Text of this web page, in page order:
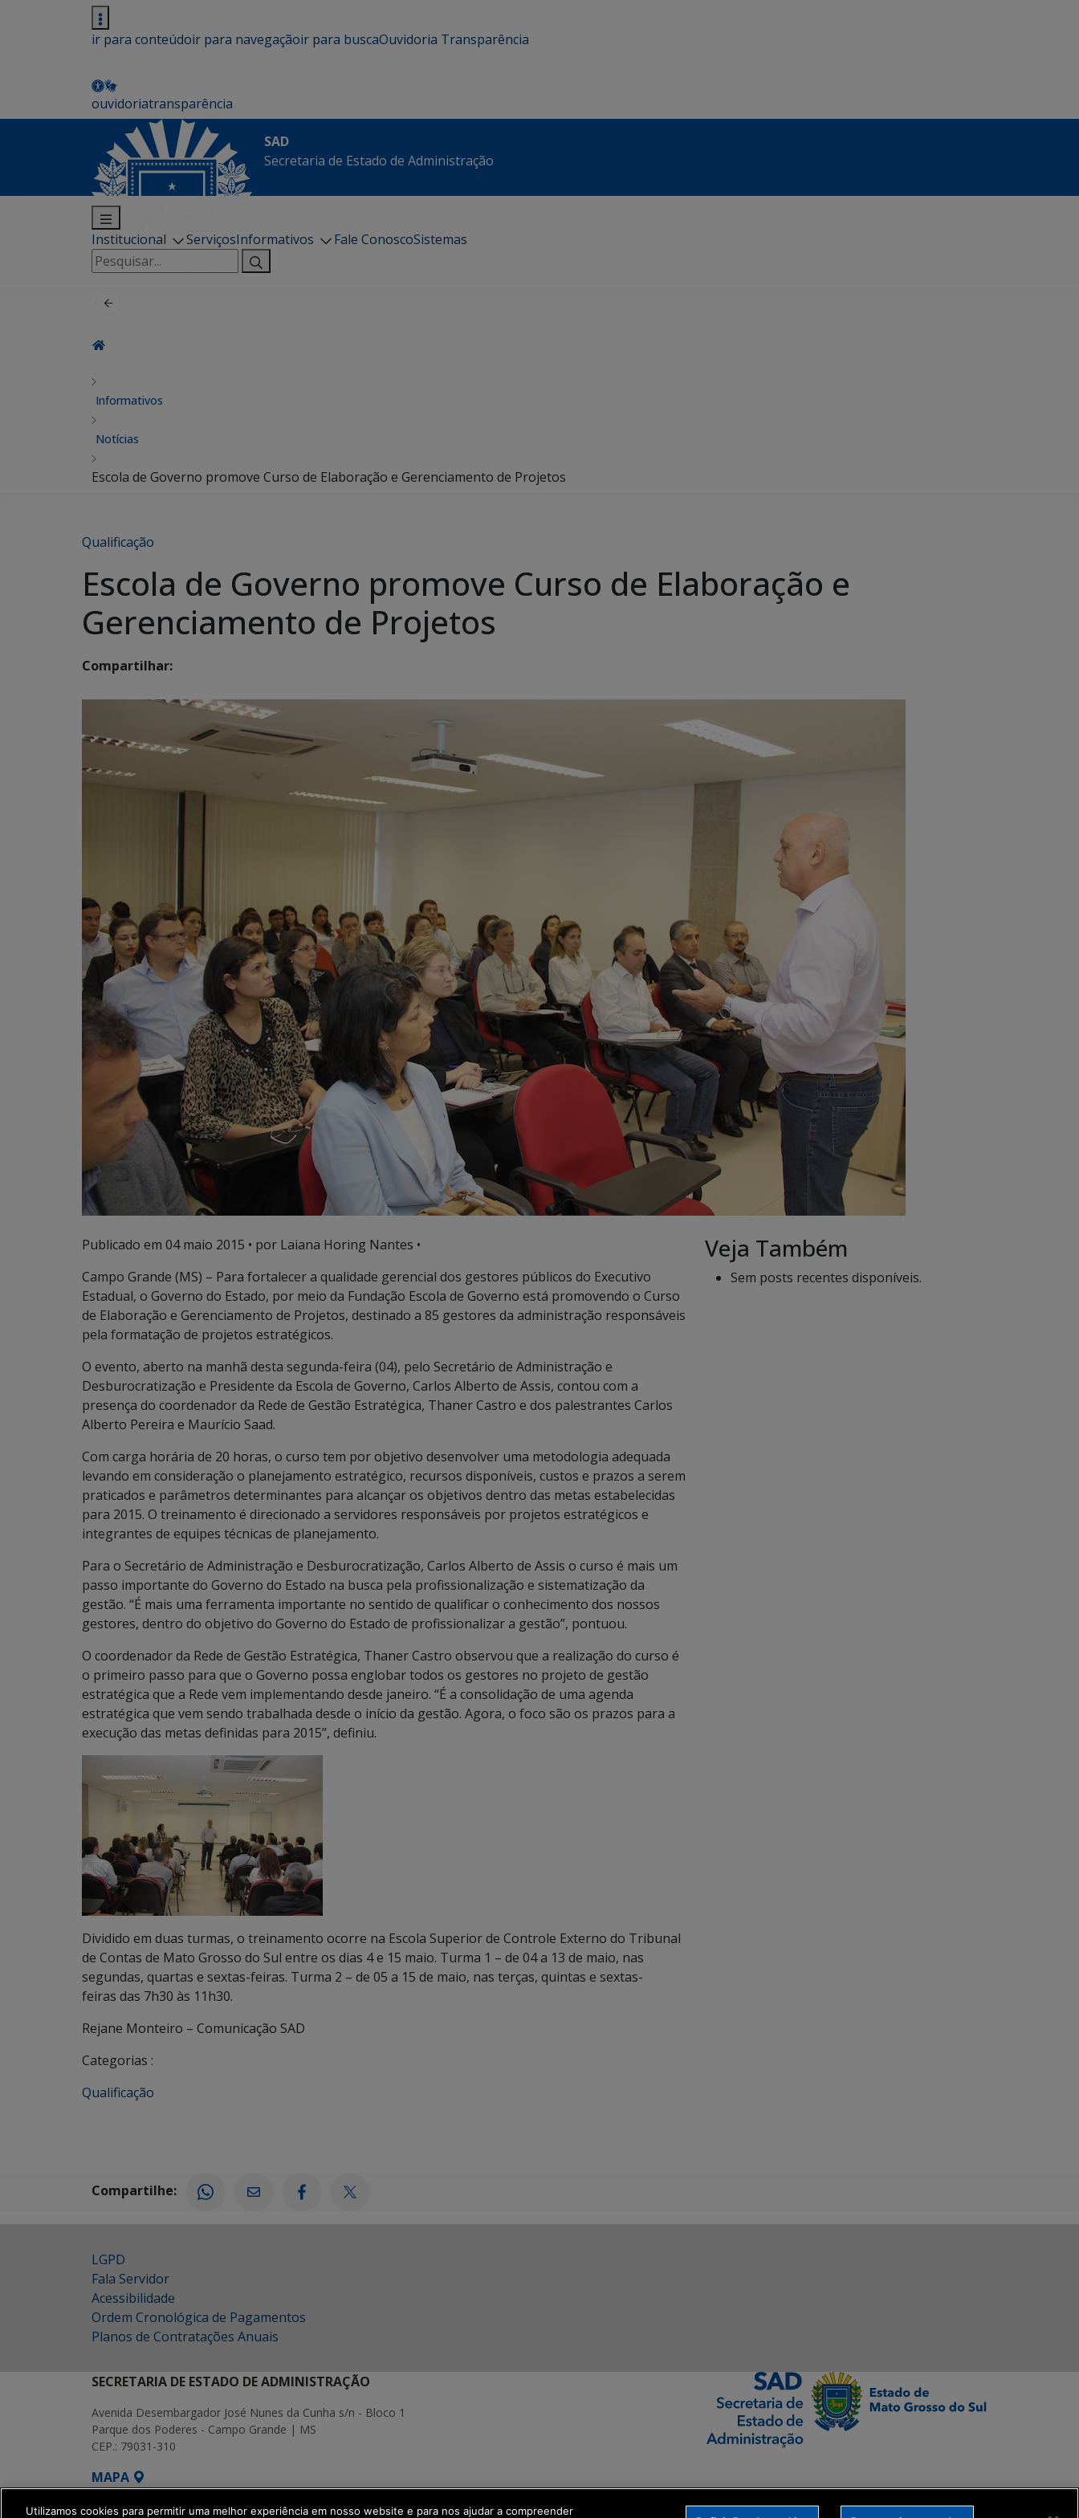
ir para conteúdoir para navegaçãoir para buscaOuvidoria Transparência
ouvidoriatransparência
SAD
Secretaria de Estado de Administração
Institucional ServiçosInformativos Fale ConoscoSistemas
Pesquisar
por:
Informativos
Notícias
Escola de Governo promove Curso de Elaboração e Gerenciamento de Projetos
Qualificação
Escola de Governo promove Curso de Elaboração e
Gerenciamento de Projetos
Compartilhar:
Publicado em 04 maio 2015 • por Laiana Horing Nantes •
Campo Grande (MS) – Para fortalecer a qualidade gerencial dos gestores públicos do Executivo
Estadual, o Governo do Estado, por meio da Fundação Escola de Governo está promovendo o Curso
de Elaboração e Gerenciamento de Projetos, destinado a 85 gestores da administração responsáveis
pela formatação de projetos estratégicos.
O evento, aberto na manhã desta segunda-feira (04), pelo Secretário de Administração e
Desburocratização e Presidente da Escola de Governo, Carlos Alberto de Assis, contou com a
presença do coordenador da Rede de Gestão Estratégica, Thaner Castro e dos palestrantes Carlos
Alberto Pereira e Maurício Saad.
Com carga horária de 20 horas, o curso tem por objetivo desenvolver uma metodologia adequada
levando em consideração o planejamento estratégico, recursos disponíveis, custos e prazos a serem
praticados e parâmetros determinantes para alcançar os objetivos dentro das metas estabelecidas
para 2015. O treinamento é direcionado a servidores responsáveis por projetos estratégicos e
integrantes de equipes técnicas de planejamento.
Para o Secretário de Administração e Desburocratização, Carlos Alberto de Assis o curso é mais um
passo importante do Governo do Estado na busca pela profissionalização e sistematização da
gestão. “É mais uma ferramenta importante no sentido de qualificar o conhecimento dos nossos
gestores, dentro do objetivo do Governo do Estado de profissionalizar a gestão”, pontuou.
O coordenador da Rede de Gestão Estratégica, Thaner Castro observou que a realização do curso é
o primeiro passo para que o Governo possa englobar todos os gestores no projeto de gestão
estratégica que a Rede vem implementando desde janeiro. “É a consolidação de uma agenda
estratégica que vem sendo trabalhada desde o início da gestão. Agora, o foco são os prazos para a
execução das metas definidas para 2015”, definiu.
Dividido em duas turmas, o treinamento ocorre na Escola Superior de Controle Externo do Tribunal
de Contas de Mato Grosso do Sul entre os dias 4 e 15 maio. Turma 1 – de 04 a 13 de maio, nas
segundas, quartas e sextas-feiras. Turma 2 – de 05 a 15 de maio, nas terças, quintas e sextas-
feiras das 7h30 às 11h30.
Rejane Monteiro – Comunicação SAD
Categorias :
Qualificação
Veja Também
Sem posts recentes disponíveis.
Compartilhe:
LGPD
Fala Servidor
Acessibilidade
Ordem Cronológica de Pagamentos
Planos de Contratações Anuais
SECRETARIA DE ESTADO DE ADMINISTRAÇÃO
Avenida Desembargador José Nunes da Cunha s/n - Bloco 1
Parque dos Poderes - Campo Grande | MS
CEP.: 79031-310
MAPA
SETDIG | Secretaria-Executiva de Transformação Digital
Utilizamos cookies para permitir uma melhor experiência em nosso website e para nos ajudar a compreender